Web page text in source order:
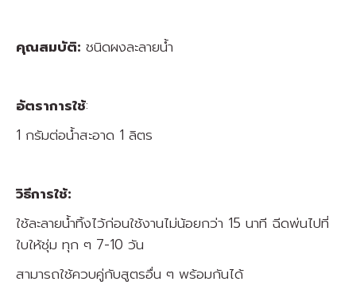
คุณสมบัติ: ชนิดผงละลายน้ำ
อัตราการใช้:
1 กรัมต่อน้ำสะอาด 1 ลิตร
วิธีการใช้:
ใช้ละลายน้ำทิ้งไว้ก่อนใช้งานไม่น้อยกว่า 15 นาที ฉีดพ่นไปที่
ใบให้ชุ่ม ทุก ๆ 7-10 วัน
สามารถใช้ควบคู่กับสูตรอื่น ๆ พร้อมกันได้